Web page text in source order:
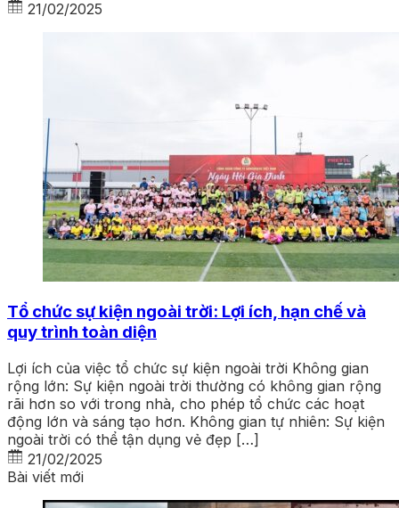
21/02/2025
Tổ chức sự kiện ngoài trời: Lợi ích, hạn chế và
quy trình toàn diện
Lợi ích của việc tổ chức sự kiện ngoài trời Không gian
rộng lớn: Sự kiện ngoài trời thường có không gian rộng
rãi hơn so với trong nhà, cho phép tổ chức các hoạt
động lớn và sáng tạo hơn. Không gian tự nhiên: Sự kiện
ngoài trời có thể tận dụng vẻ đẹp […]
21/02/2025
Bài viết mới